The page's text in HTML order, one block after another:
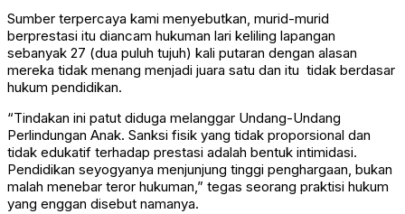
Sumber terpercaya kami menyebutkan, murid-murid
berprestasi itu diancam hukuman lari keliling lapangan
sebanyak 27 (dua puluh tujuh) kali putaran dengan alasan
mereka tidak menang menjadi juara satu dan itu tidak berdasar
hukum pendidikan.
“Tindakan ini patut diduga melanggar Undang-Undang
Perlindungan Anak. Sanksi fisik yang tidak proporsional dan
tidak edukatif terhadap prestasi adalah bentuk intimidasi.
Pendidikan seyogyanya menjunjung tinggi penghargaan, bukan
malah menebar teror hukuman,” tegas seorang praktisi hukum
yang enggan disebut namanya.